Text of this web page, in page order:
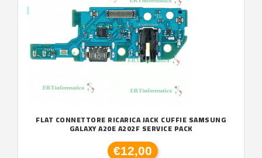
FLAT CONNETTORE RICARICA JACK CUFFIE SAMSUNG
GALAXY A20E A202F SERVICE PACK
€12,00